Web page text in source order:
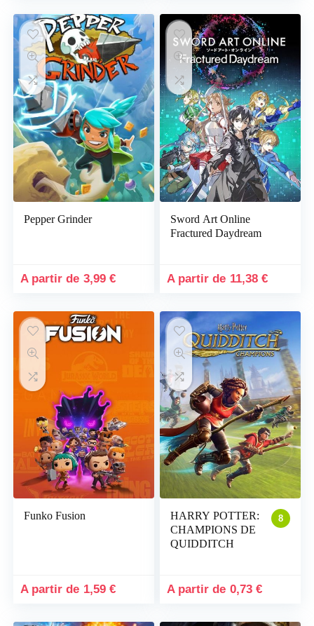
19,99 €.
6,98 €.
Pepper Grinder
3,99€
Sword Art Online
Fractured Daydream
11,38€
Funko Fusion
1,59€
8
HARRY POTTER:
CHAMPIONS DE
QUIDDITCH
0,73€